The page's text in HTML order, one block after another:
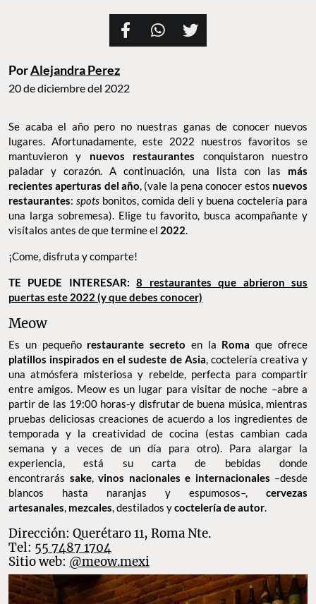
PorAlejandra Perez
20 de diciembre del 2022
Se acaba el año pero no nuestras ganas de conocer nuevos
lugares. Afortunadamente, este 2022 nuestros favoritos se
mantuvieron y nuevos restaurantes conquistaron nuestro
paladar y corazón. A continuación, una lista con las más
recientes aperturas del año, (vale la pena conocer estos nuevos
restaurantes: spots bonitos, comida deli y buena coctelería para
una larga sobremesa). Elige tu favorito, busca acompañante y
visítalos antes de que termine el 2022.
¡Come, disfruta y comparte!
TE PUEDE INTERESAR:8 restaurantes que abrieron sus
puertas este 2022 (y que debes conocer)
Meow
Es un pequeño restaurante secreto en la Roma que ofrece
platillos inspirados en el sudeste de Asia, coctelería creativa y
una atmósfera misteriosa y rebelde, perfecta para compartir
entre amigos. Meow es un lugar para visitar de noche –abre a
partir de las 19:00 horas-y disfrutar de buena música, mientras
pruebas deliciosas creaciones de acuerdo a los ingredientes de
temporada y la creatividad de cocina (estas cambian cada
semana y a veces de un día para otro). Para alargar la
experiencia, está su carta de bebidas donde
encontrarás sake, vinos nacionales e internacionales –desde
blancos hasta naranjas y espumosos–, cervezas
artesanales, mezcales, destilados ycoctelería de autor.
Dirección: Querétaro 11, Roma Nte.
Tel: 55 7487 1704
Sitio web: @meow.mexi